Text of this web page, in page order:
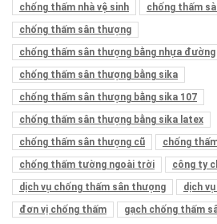
chống thấm nhà vệ sinh
chống thấm
chống thấm sân thượng
chống thấm sân thượng bằng nhựa đường
chống thấm sân thượng bằng sika
chống thấm sân thượng bằng sika 107
chống thấm sân thượng bằng sika latex
chống thấm sân thượng cũ
chống
chống thấm tường ngoài trời
công ty
dịch vụ chống thấm sân thượng
dịch
đơn vị chống thấm
gạch chống thấm